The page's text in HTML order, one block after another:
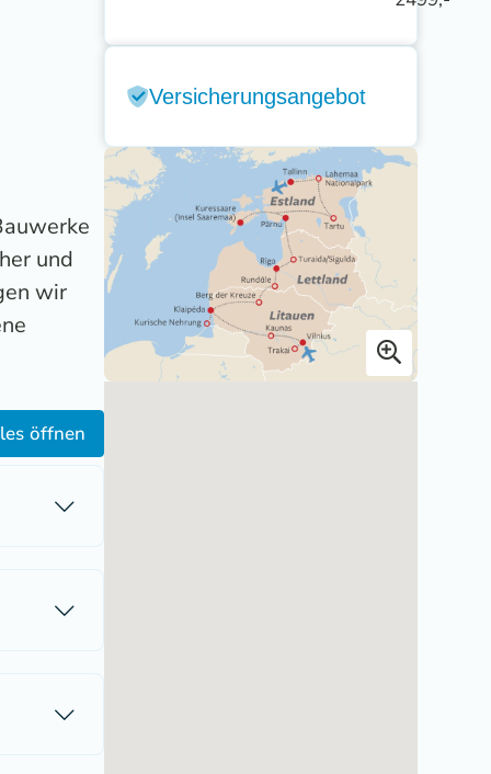
und
wir
öffnen
Versicherungsangebot